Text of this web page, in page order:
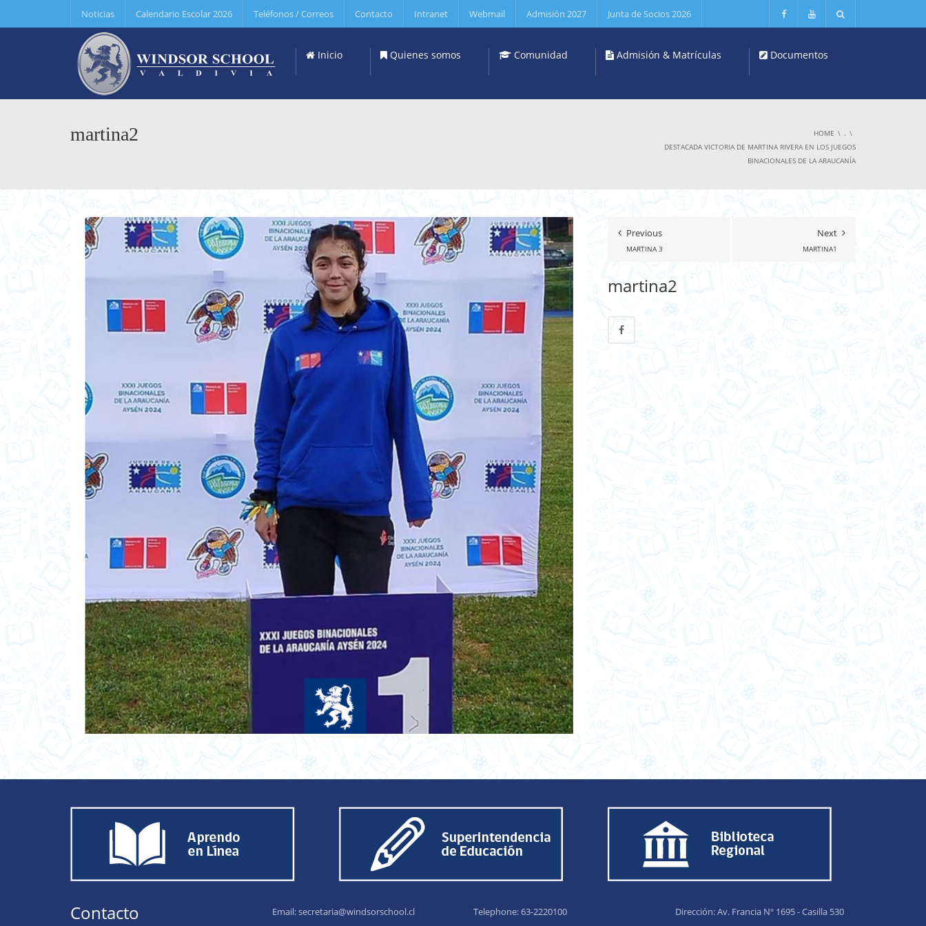
Noticias Calendario Escolar 2026 Teléfonos / Correos Contacto Intranet Webmail Admisión 2027 Junta de Socios 2026
Inicio Quienes somos Comunidad Admisión & Matrículas Documentos
martina2 HOME
.
DESTACADA VICTORIA DE MARTINA RIVERA EN LOS JUEGOS
BINACIONALES DE LA ARAUCANÍA
Previous
MARTINA 3
Next
MARTINA1
martina2
Contacto Email:secretaria@windsorschool.cl Telephone: 63-2220100 Dirección: Av. Francia Nº 1695 - Casilla 530